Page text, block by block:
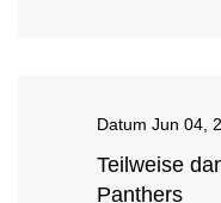
Datum Jun 04,
Teilweise
Panthers